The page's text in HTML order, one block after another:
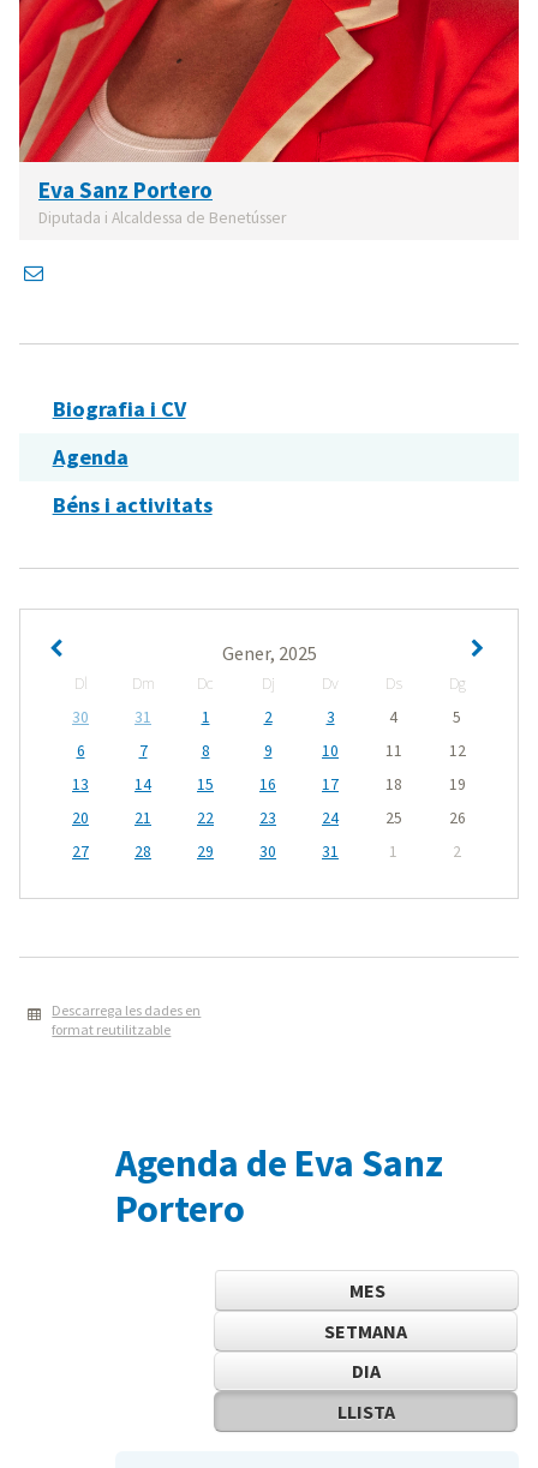
Eva Sanz Portero
Diputada i Alcaldessa de Benetússer
Biografia i CV
Agenda
Béns i activitats
Gener, 2025
Dl Dm Dc Dj Dv Ds
Dg
30
31 1 2 3 4
5
6
7 8 9 10 11
12
13
14 15 16 17 18
19
20
21 22 23 24 25
26
27
28 29 30 31 1 2
Descarrega les dades en
format reutilitzable
Agenda de Eva Sanz
Portero
MES
SETMANA
DIA
LLISTA